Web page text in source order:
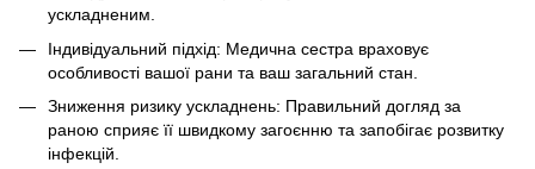
ускладненим.
Індивідуальний підхід: Медична сестра враховує
особливості вашої рани та ваш загальний стан.
Зниження ризику ускладнень: Правильний догляд за
раною сприяє її швидкому загоєнню та запобігає розвитку
інфекцій.